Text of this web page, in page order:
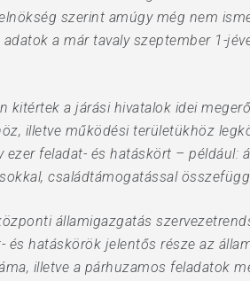
szerint amúgy még nem
a már tavaly szeptember 1-
a járási hivatalok idei
illetve működési területükhöz
feladat- és hatáskört –
családtámogatással
államigazgatás
és hatáskörök jelentős része az
illetve a párhuzamos feladatok